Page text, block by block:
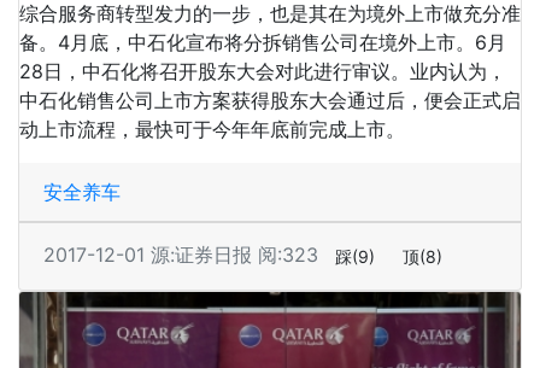
综合服务商转型发力的一步，也是其在为境外上市做充分准
备。4月底，中石化宣布将分拆销售公司在境外上市。6月
28日，中石化将召开股东大会对此进行审议。业内认为，
中石化销售公司上市方案获得股东大会通过后，便会正式启
动上市流程，最快可于今年年底前完成上市。
安全养车
2017-12-01 源:证券日报 阅:323 踩(9) 顶(8)